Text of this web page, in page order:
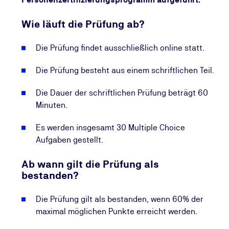
Wie läuft die Prüfung ab?
Die Prüfung findet ausschließlich online statt.
Die Prüfung besteht aus einem schriftlichen Teil.
Die Dauer der schriftlichen Prüfung beträgt 60
Minuten.
Es werden insgesamt 30 Multiple Choice
Aufgaben gestellt.
Ab wann gilt die Prüfung als
bestanden?
Die Prüfung gilt als bestanden, wenn 60% der
maximal möglichen Punkte erreicht werden.